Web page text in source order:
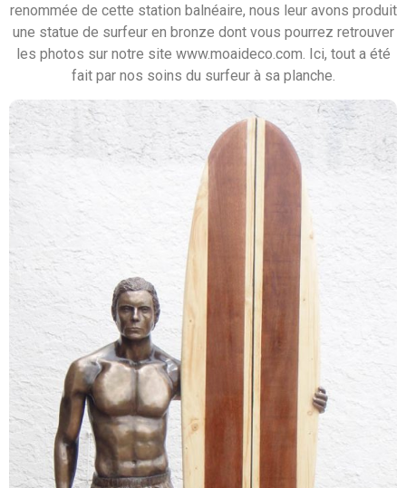
renommée de cette station balnéaire, nous leur avons produit
une statue de surfeur en bronze dont vous pourrez retrouver
les photos sur notre site www.moaideco.com. Ici, tout a été
fait par nos soins du surfeur à sa planche.